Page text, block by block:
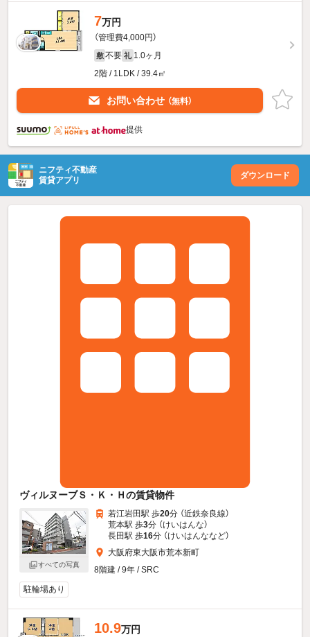
7万円
（管理費4,000円）
敷 不要 礼 1.0ヶ月
2階 / 1LDK / 39.4㎡
お問い合わせ （無料）
提供
ニフティ不動産
賃貸アプリ
ダウンロード
ヴィルヌーブＳ・Ｋ・Ｈの賃貸物件
すべての写真
若江岩田駅 歩20分 （近鉄奈良線）
荒本駅 歩3分 （けいはんな）
長田駅 歩16分 （けいはんななど）
大阪府東大阪市荒本新町
8階建 / 9年 / SRC
駐輪場あり
10.9万円